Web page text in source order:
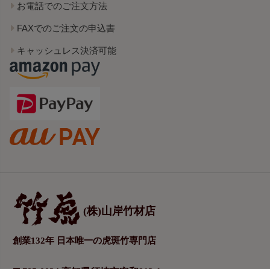
お電話でのご注文方法
FAXでのご注文の申込書
キャッシュレス決済可能
(株)山岸竹材店
創業132年 日本唯一の虎斑竹専門店